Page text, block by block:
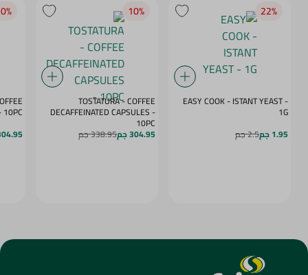
22‎%‎
EASY COOK - ISTANT YEAST -
1G
1.95 جم
2.5 جم
10‎%‎
TOSTATURA - COFFEE
DECAFFEINATED CAPSULES -
10PC
304.95 جم 338.95 جم
VANILLA - 10PC
304.95